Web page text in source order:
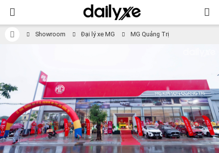
Showroom Đại lý xe MG MG Quảng Trị